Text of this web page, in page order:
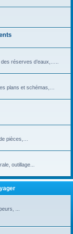
réserves d’eaux,…..
plans et schémas,…
pièces,…
outillage...
...